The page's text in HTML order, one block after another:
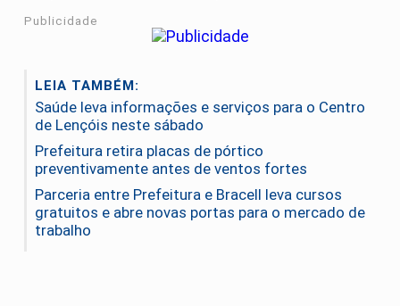
Publicidade
LEIA TAMBÉM:
Saúde leva informações e serviços para o Centro
de Lençóis neste sábado
Prefeitura retira placas de pórtico
preventivamente antes de ventos fortes
Parceria entre Prefeitura e Bracell leva cursos
gratuitos e abre novas portas para o mercado de
trabalho